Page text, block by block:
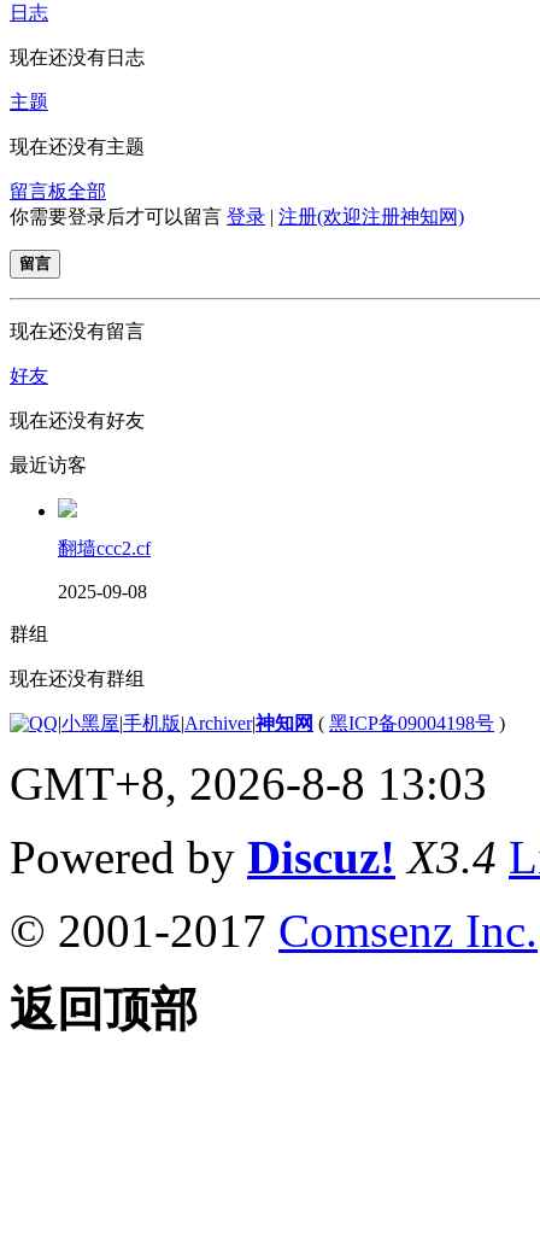
日志
现在还没有日志
主题
现在还没有主题
留言板全部
你需要登录后才可以留言 登录 | 注册(欢迎注册神知网)
留言
现在还没有留言
好友
现在还没有好友
最近访客
翻墙ccc2.cf
2025-09-08
群组
现在还没有群组
|小黑屋|手机版|Archiver|神知网 ( 黑ICP备09004198号 )
GMT+8, 2026-8-8 13:03
Powered by Discuz! X3.4
© 2001-2017 Comsenz Inc.
返回顶部